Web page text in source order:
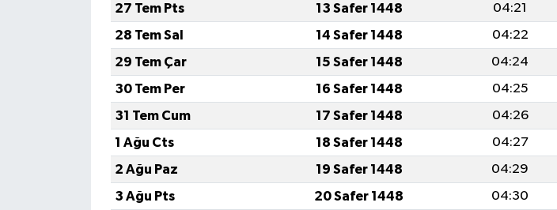
27 Tem Pts
13 Safer 1448 04:21
28 Tem Sal
14 Safer 1448 04:22
29 Tem Çar
15 Safer 1448 04:24
30 Tem Per
16 Safer 1448 04:25
31 Tem Cum
17 Safer 1448 04:26
1 Ağu Cts
18 Safer 1448 04:27
2 Ağu Paz
19 Safer 1448 04:29
3 Ağu Pts
20 Safer 1448 04:30